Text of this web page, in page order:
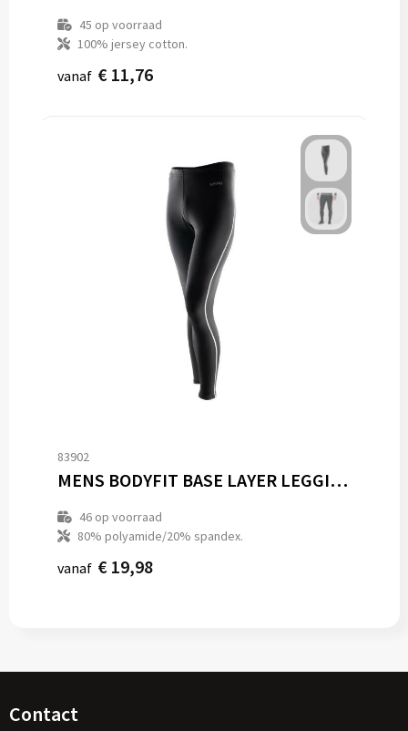
45 op voorraad
100% jersey cotton.
vanaf € 11,76
83902
MENS BODYFIT BASE LAYER LEGGINGS
46op voorraad
80% polyamide/20% spandex.
vanaf € 19,98
Contact